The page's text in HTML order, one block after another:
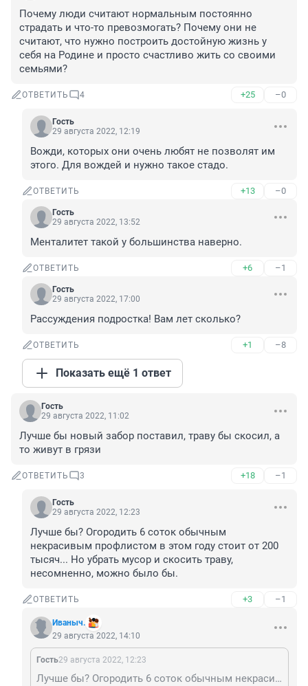
Почему люди считают нормальным постоянно
страдать и что-то превозмогать? Почему они не
считают, что нужно построить достойную жизнь у
себя на Родине и просто счастливо жить со своими
семьями?
ОТВЕТИТЬ 4 +25 –0
Гость
29 августа 2022, 12:19
Вожди, которых они очень любят не позволят им
этого. Для вождей и нужно такое стадо.
ОТВЕТИТЬ +13 –0
Гость
29 августа 2022, 13:52
Менталитет такой у большинства наверно.
ОТВЕТИТЬ +6 –1
Гость
29 августа 2022, 17:00
Рассуждения подростка! Вам лет сколько?
ОТВЕТИТЬ +1 –8
Показать ещё 1 ответ
Гость
29 августа 2022, 11:02
Лучше бы новый забор поставил, траву бы скосил, а
то живут в грязи
ОТВЕТИТЬ 3 +18 –1
Гость
29 августа 2022, 12:23
Лучше бы? Огородить 6 соток обычным
некрасивым профлистом в этом году стоит от 200
тысяч... Но убрать мусор и скосить траву,
несомненно, можно было бы.
ОТВЕТИТЬ +3 –1
Иваныч.
29 августа 2022, 14:10
Гость29 августа 2022, 12:23
Лучше бы? Огородить 6 соток обычным некрасивым профлистом в этом году стоит от 200 тысяч... Но убрать мусор и скосить траву, несомненно, можно было бы.